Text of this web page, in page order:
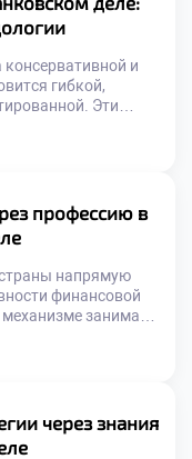
цифровизация и
[…]
и
гибкой,
Эти
и растущих
данных — каждый
обновляется.
[…]
профессию в
напрямую
финансовой
занимает
как частных
к устойчивому
[…]
через знания